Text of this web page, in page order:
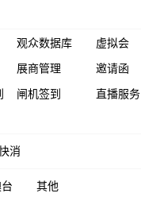
观众数据库 虚拟会
展商管理 邀请函
闸机签到 直播服务
消
其他